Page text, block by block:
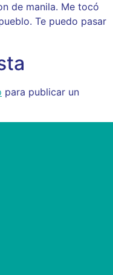
de manila. Me tocó
Te puedo pasar
para publicar un